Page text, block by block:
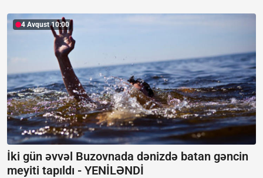
4 Avqust 10:00
İki gün əvvəl Buzovnada dənizdə batan gəncin
meyiti tapıldı - YENİLƏNDİ